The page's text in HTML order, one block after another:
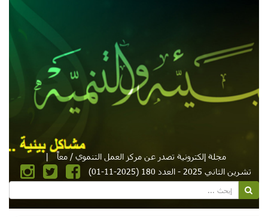
مجلة إلكترونية تصدر عن مركز العمل التنموي / معاً
|
تشرين الثاني 2025 - العدد 180 (2025-11-01)